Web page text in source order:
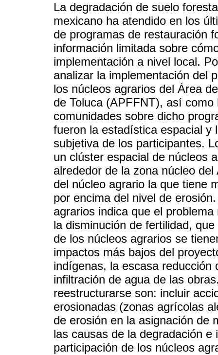
La degradación de suelo
mexicano ha atendido en los
de programas de restauración
información limitada sobre
implementación a nivel local.
analizar la implementación del
los núcleos agrarios del Área
de Toluca (APFFNT), así
comunidades sobre dicho
fueron la estadística espacial y
subjetiva de los participantes.
un clúster espacial de núcleos
alrededor de la zona núcleo
del núcleo agrario la que tiene
por encima del nivel de
agrarios indica que el
la disminución de fertilidad,
de los núcleos agrarios se
impactos más bajos del
indígenas, la escasa reducción
infiltración de agua de las
reestructurarse son: incluir
erosionadas (zonas agrícolas
de erosión en la asignación de
las causas de la degradación
participación de los núcleos